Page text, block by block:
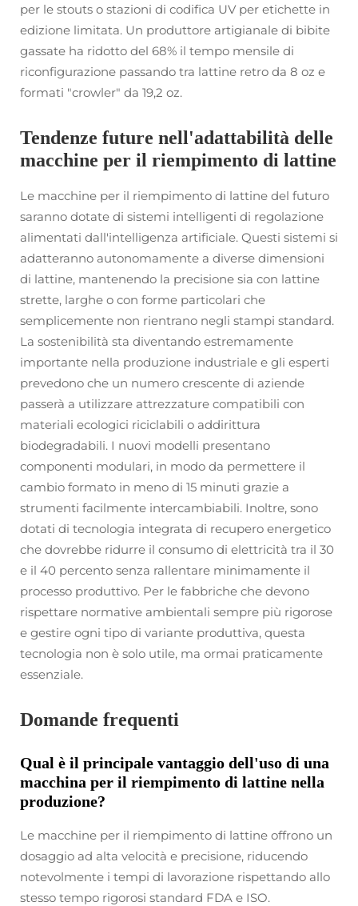
per le stouts o stazioni di codifica UV per etichette in
edizione limitata. Un produttore artigianale di bibite
gassate ha ridotto del 68% il tempo mensile di
riconfigurazione passando tra lattine retro da 8 oz e
formati "crowler" da 19,2 oz.
Tendenze future nell'adattabilità delle
macchine per il riempimento di lattine
Le macchine per il riempimento di lattine del futuro
saranno dotate di sistemi intelligenti di regolazione
alimentati dall'intelligenza artificiale. Questi sistemi si
adatteranno autonomamente a diverse dimensioni
di lattine, mantenendo la precisione sia con lattine
strette, larghe o con forme particolari che
semplicemente non rientrano negli stampi standard.
La sostenibilità sta diventando estremamente
importante nella produzione industriale e gli esperti
prevedono che un numero crescente di aziende
passerà a utilizzare attrezzature compatibili con
materiali ecologici riciclabili o addirittura
biodegradabili. I nuovi modelli presentano
componenti modulari, in modo da permettere il
cambio formato in meno di 15 minuti grazie a
strumenti facilmente intercambiabili. Inoltre, sono
dotati di tecnologia integrata di recupero energetico
che dovrebbe ridurre il consumo di elettricità tra il 30
e il 40 percento senza rallentare minimamente il
processo produttivo. Per le fabbriche che devono
rispettare normative ambientali sempre più rigorose
e gestire ogni tipo di variante produttiva, questa
tecnologia non è solo utile, ma ormai praticamente
essenziale.
Domande frequenti
Qual è il principale vantaggio dell'uso di una
macchina per il riempimento di lattine nella
produzione?
Le macchine per il riempimento di lattine offrono un
dosaggio ad alta velocità e precisione, riducendo
notevolmente i tempi di lavorazione rispettando allo
stesso tempo rigorosi standard FDA e ISO.